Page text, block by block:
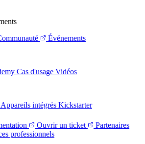
Événements
Cas d'usage Vidéos
Appareils intégrés Kickstarter
Ouvrir un ticket
Partenaires
professionnels